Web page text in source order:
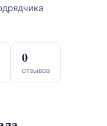
отзывов
0